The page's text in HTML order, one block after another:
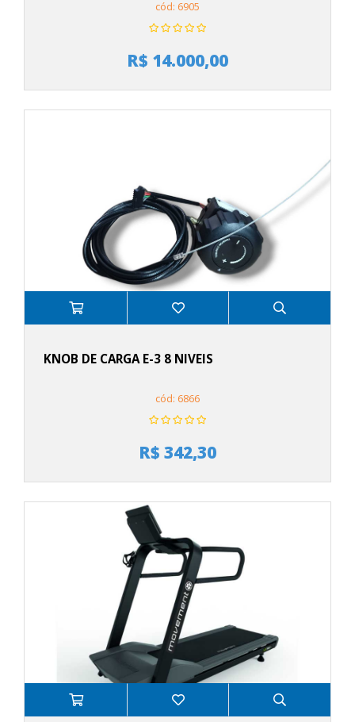
cód: 6905
R$ 14.000,00
KNOB DE CARGA E-3 8 NIVEIS
cód: 6866
R$ 342,30